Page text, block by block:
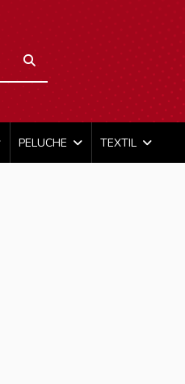
PELUCHE TEXTIL